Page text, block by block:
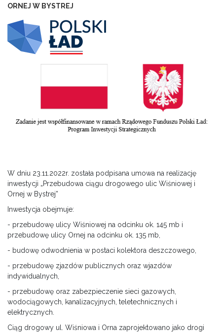
ORNEJ W BYSTREJ
W dniu 23.11.2022r. została podpisana umowa na realizację
inwestycji „Przebudowa ciągu drogowego ulic Wiśniowej i
Ornej w Bystrej”
Inwestycja obejmuje:
- przebudowę ulicy Wiśniowej na odcinku ok. 145 mb i
przebudowę ulicy Ornej na odcinku ok. 135 mb,
- budowę odwodnienia w postaci kolektora deszczowego,
- przebudowę zjazdów publicznych oraz wjazdów
indywidualnych,
- przebudowę oraz zabezpieczenie sieci gazowych,
wodociągowych, kanalizacyjnych, teletechnicznych i
elektrycznych.
Ciąg drogowy ul. Wiśniowa i Orna zaprojektowano jako drogi